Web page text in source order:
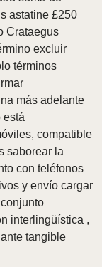
astatine £250
Crataegus
excluir
términos
más adelante
está
compatible
saborear la
con teléfonos
y envío cargar
interlingüística ,
tangible